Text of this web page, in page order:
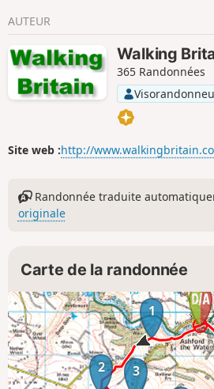
AUTEUR
Walking
365 Randonnées
Site web :http://
Randonnée traduite
originale
Carte de la randonnée
1
2
3